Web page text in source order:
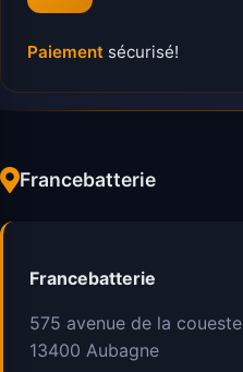
Paiement sécurisé!
Francebatterie
Francebatterie
575 avenue de la coueste
13400 Aubagne